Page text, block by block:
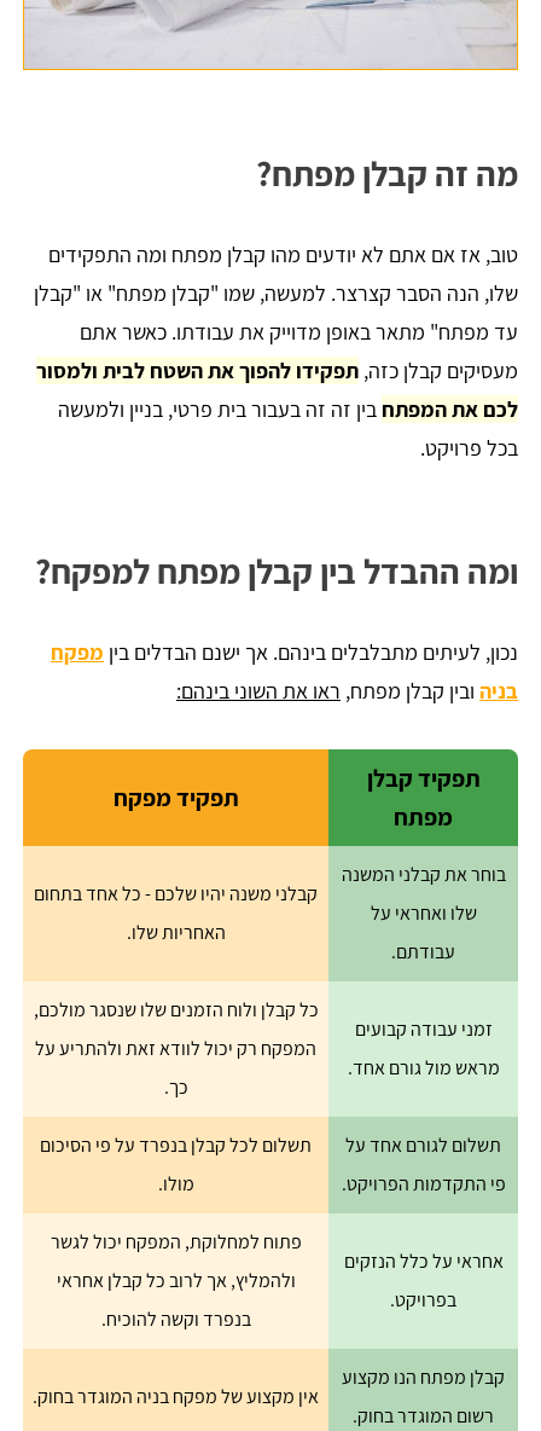
מה זה קבלן מפתח?
טוב, אז אם אתם לא יודעים מהו קבלן מפתח ומה התפקידים
שלו, הנה הסבר קצרצר. למעשה, שמו "קבלן מפתח" או "קבלן
עד מפתח" מתאר באופן מדוייק את עבודתו. כאשר אתם
מעסיקים קבלן כזה, תפקידו להפוך את השטח לבית ולמסור
לכם את המפתח בין זה זה בעבור בית פרטי, בניין ולמעשה
בכל פרויקט.
ומה ההבדל בין קבלן מפתח למפקח?
נכון, לעיתים מתבלבלים בינהם. אך ישנם הבדלים בין מפקח
בניה ובין קבלן מפתח, ראו את השוני בינהם:
תפקיד קבלן
מפתח
תפקיד מפקח
בוחר את קבלני המשנה
שלו ואחראי על
עבודתם.
קבלני משנה יהיו שלכם - כל אחד בתחום
האחריות שלו.
זמני עבודה קבועים
מראש מול גורם אחד.
כל קבלן ולוח הזמנים שלו שנסגר מולכם,
המפקח רק יכול לוודא זאת ולהתריע על
כך.
תשלום לגורם אחד על
פי התקדמות הפרויקט.
תשלום לכל קבלן בנפרד על פי הסיכום
מולו.
אחראי על כלל הנזקים
בפרויקט.
פתוח למחלוקת, המפקח יכול לגשר
ולהמליץ, אך לרוב כל קבלן אחראי
בנפרד וקשה להוכיח.
קבלן מפתח הנו מקצוע
רשום המוגדר בחוק.
אין מקצוע של מפקח בניה המוגדר בחוק.